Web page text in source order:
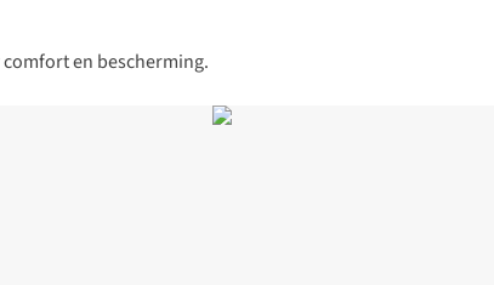
en bescherming.